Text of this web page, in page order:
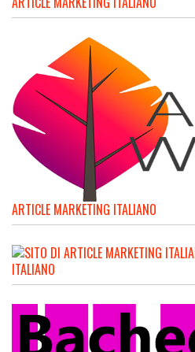
ARTICLE MARKETING ITALIANO
ITALIANO